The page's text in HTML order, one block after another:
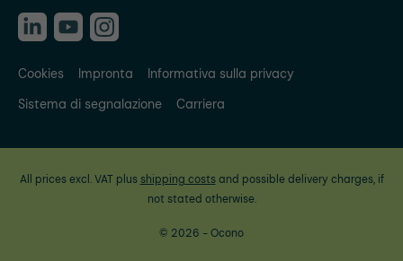
Cookies Impronta
Informativa sulla privacy
Sistema di segnalazione
Carriera
All prices excl. VAT plus shipping costsand possible delivery charges, if
not stated otherwise.
© 2026 - Ocono